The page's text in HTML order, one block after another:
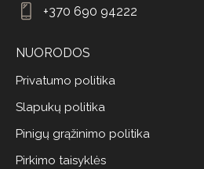
+370 690 94222
NUORODOS
Privatumo politika
Slapukų politika
Pinigų grąžinimo politika
Pirkimo taisyklės